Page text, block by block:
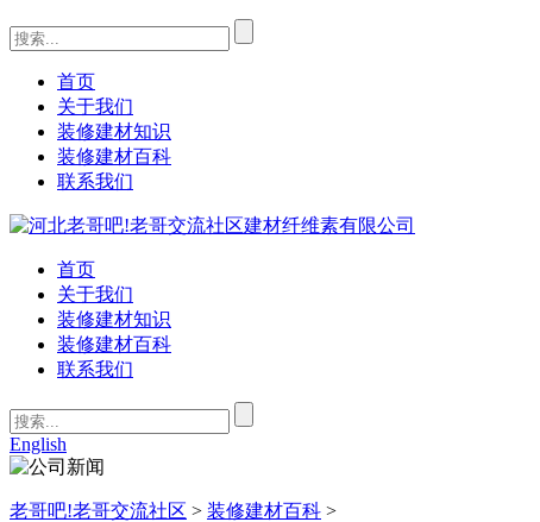
首页
关于我们
装修建材知识
装修建材百科
联系我们
首页
关于我们
装修建材知识
装修建材百科
联系我们
English
老哥吧!老哥交流社区 > 装修建材百科 >